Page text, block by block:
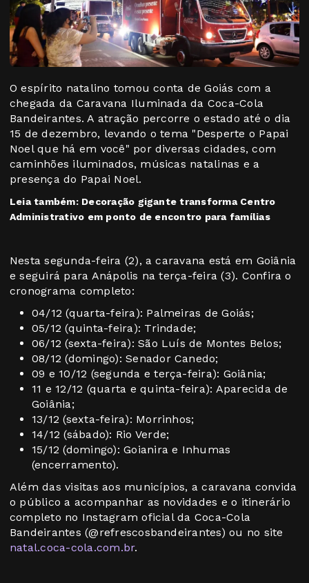
O espírito natalino tomou conta de Goiás com a
chegada da Caravana Iluminada da Coca-Cola
Bandeirantes. A atração percorre o estado até o dia
15 de dezembro, levando o tema "Desperte o Papai
Noel que há em você" por diversas cidades, com
caminhões iluminados, músicas natalinas e a
presença do Papai Noel.
Leia também: Decoração gigante transforma Centro
Administrativo em ponto de encontro para famílias
Nesta segunda-feira (2), a caravana está em Goiânia
e seguirá para Anápolis na terça-feira (3). Confira o
cronograma completo:
04/12 (quarta-feira): Palmeiras de Goiás;
05/12 (quinta-feira): Trindade;
06/12 (sexta-feira): São Luís de Montes Belos;
08/12 (domingo): Senador Canedo;
09 e 10/12 (segunda e terça-feira): Goiânia;
11 e 12/12 (quarta e quinta-feira): Aparecida de
Goiânia;
13/12 (sexta-feira): Morrinhos;
14/12 (sábado): Rio Verde;
15/12 (domingo): Goianira e Inhumas
(encerramento).
Além das visitas aos municípios, a caravana convida
o público a acompanhar as novidades e o itinerário
completo no Instagram oficial da Coca-Cola
Bandeirantes (@refrescosbandeirantes) ou no site
natal.coca-cola.com.br.